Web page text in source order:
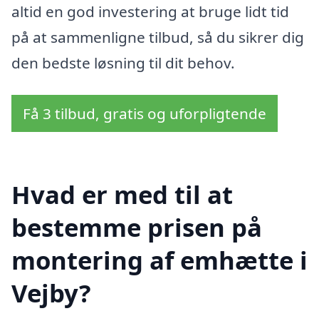
altid en god investering at bruge lidt tid
på at sammenligne tilbud, så du sikrer dig
den bedste løsning til dit behov.
Få 3 tilbud, gratis og uforpligtende
Hvad er med til at
bestemme prisen på
montering af emhætte i
Vejby?